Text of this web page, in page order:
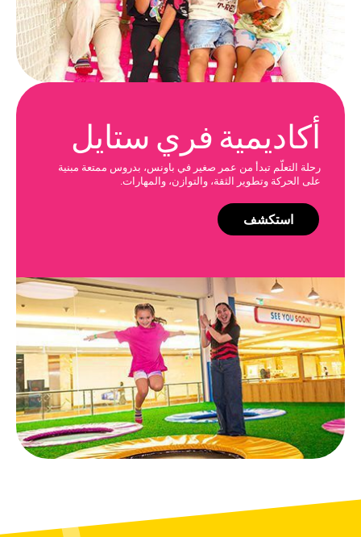
أكاديمية فري ستايل
رحلة التعلّم تبدأ من عمر صغير في باونس، بدروس ممتعة مبنية
على الحركة وتطوير الثقة، والتوازن، والمهارات.
استكشف